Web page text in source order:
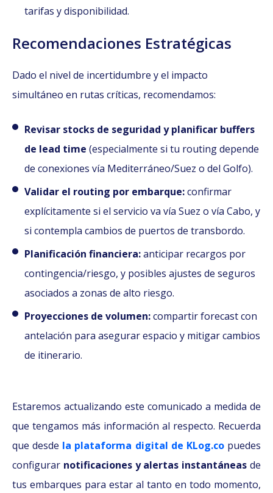
tarifas y disponibilidad.
Recomendaciones Estratégicas
Dado el nivel de incertidumbre y el impacto
simultáneo en rutas críticas, recomendamos:
Revisar stocks de seguridad y planificar buffers
de lead time (especialmente si tu routing depende
de conexiones vía Mediterráneo/Suez o del Golfo).
Validar el routing por embarque:confirmar
explícitamente si el servicio va vía Suez o vía Cabo, y
si contempla cambios de puertos de transbordo.
Planificación financiera:anticipar recargos por
contingencia/riesgo, y posibles ajustes de seguros
asociados a zonas de alto riesgo.
Proyecciones de volumen:compartir forecast con
antelación para asegurar espacio y mitigar cambios
de itinerario.
Estaremos actualizando este comunicado a medida de
que tengamos más información al respecto. Recuerda
que desde la plataforma digital de KLog.copuedes
configurar notificaciones y alertas instantáneas de
tus embarques para estar al tanto en todo momento,